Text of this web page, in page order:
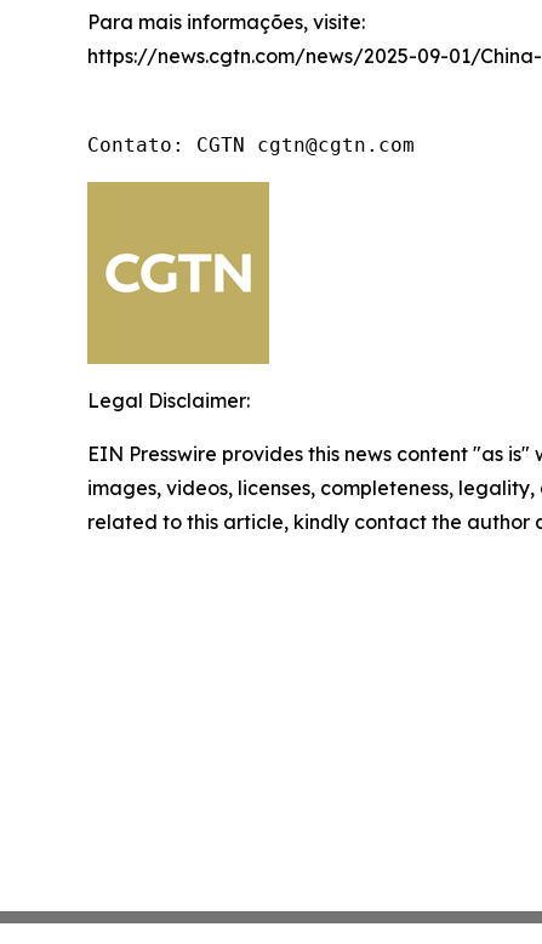
Para mais informações, visite:
https://news.cgtn.com/news/2025-09-01/
Contato: CGTN cgtn@cgtn.com
Legal Disclaimer:
EIN Presswire provides this news content "as
images, videos, licenses, completeness,
related to this article, kindly contact the author